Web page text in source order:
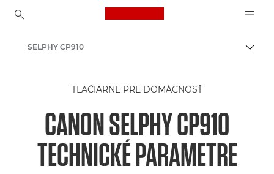
Canon Logo, back to
SELPHY CP910
TLAČIARNE PRE DOMÁCNOSŤ
CANON SELPHY CP910
TECHNICKÉ PARAMETRE